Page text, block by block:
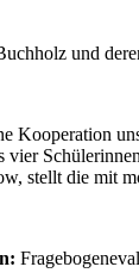
und
Kooperation
vier
stellt die mit